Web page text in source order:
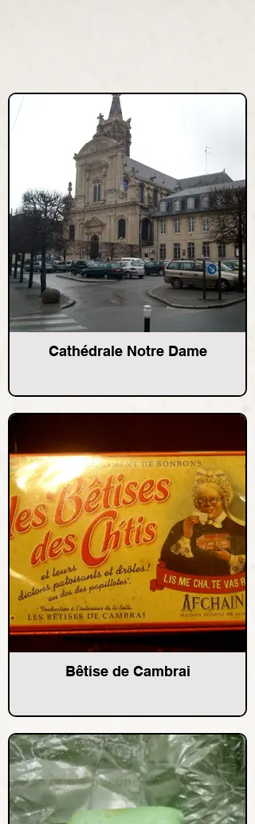
Cathédrale Notre Dame
Bêtise de Cambrai